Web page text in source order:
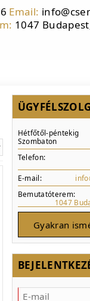
Email:
1047
Hétfőtől-péntekig
Szombaton
Telefon:
E-mail:
Bemutatóterem:
1047
Gyakran